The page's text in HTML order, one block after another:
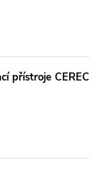
přístroje CEREC